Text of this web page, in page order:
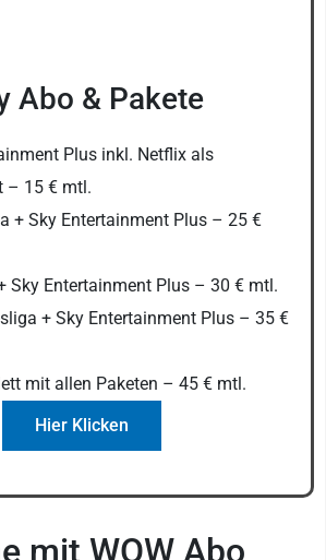
Abo & Pakete
Plus inkl. Netflix als
– 15 € mtl.
+ Sky Entertainment Plus – 25 €
Sky Entertainment Plus – 30 € mtl.
+ Sky Entertainment Plus – 35 €
mit allen Paketen – 45 € mtl.
Hier Klicken
mit WOW Abo